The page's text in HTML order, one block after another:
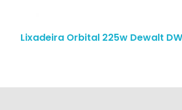
Lixadeira Orbital 225w Dewalt